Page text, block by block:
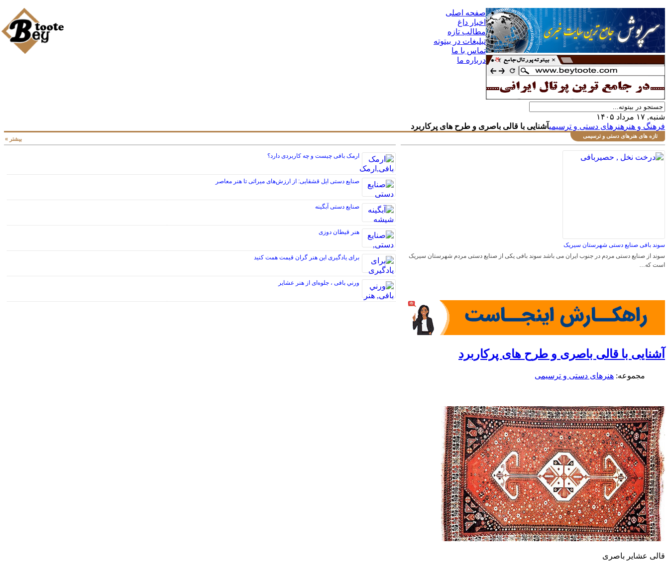
صفحه اصلی
اخبار داغ
مطالب تازه
تبلیغات در بیتوته
تماس با ما
درباره ما
شنبه, ۱۷ مرداد ۱۴۰۵
فرهنگ و هنر هنرهای دستی و ترسیمیآشنایی با قالی باصری و طرح های پرکاربرد
تازه های هنرهای دستی و ترسیمی
سوند بافی صنایع دستی شهرستان سیریک
سوند از صنایع دستی مردم در جنوب ایران می باشد سوند بافی یکی از صنایع دستی مردم شهرستان سیریک
است که…
ارمک بافی چیست و چه کاربردی دارد؟
صنایع دستی ایل قشقایی: از ارزش‌های میراثی تا هنر معاصر
صنایع دستی آبگینه
هنر قیطان دوزی
برای یادگیری این هنر گران قیمت همت کنید
ورني بافی ، جلوه‌ای از هنر عشاير
بیشتر »
آشنایی با قالی باصری و طرح های پرکاربرد
مجموعه: هنرهای دستی و ترسیمی
قالی عشایر باصری